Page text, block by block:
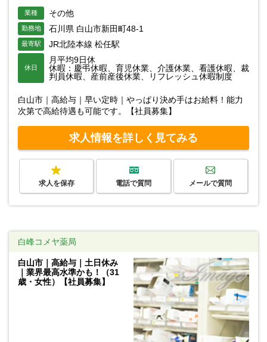
業種 その他
勤務地 石川県 白山市新田町48-1
最寄駅 JR北陸本線 松任駅
休日
月平均9日休
休暇：慶弔休暇、育児休業、介護休業、看護休暇、裁
判員休暇、産前産後休業、リフレッシュ休暇制度
白山市｜高給与｜早い定時｜やっぱり決め手はお給料！能力
次第で高給待遇も可能です。【社員募集】
求人情報を詳しく見てみる
求人を保存 電話で質問 メールで質問
白峰コメヤ薬局
白山市｜高給与｜土日休み
｜業界最高水準かも！（31
歳・女性）【社員募集】